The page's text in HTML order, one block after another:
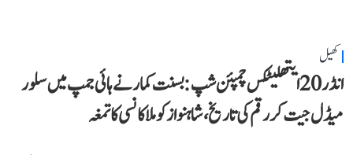
کھیل
انڈر 20 ایتھلیٹکس چمپئن شپ: بسنت کمار نے ہائی جمپ میں سلور
میڈل جیت کر رقم کی تاریخ، شاہنواز کو ملا کانسی کا تمغہ